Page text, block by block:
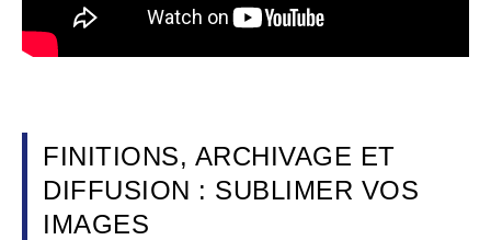
FINITIONS, ARCHIVAGE ET
DIFFUSION : SUBLIMER VOS
IMAGES